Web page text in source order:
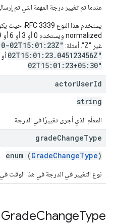
عندما تم تغيير درجة المهمة التي تم
غير "Z". أمثلة:
02T15:01:23Z"
02T15:01:23.045123456Z" أو
02T15:01:23+05:30"
actorUserId
string
المعلّم الذي أجرى تغييرًا في الدرجة
gradeChangeType
enum (GradeChangeType)
نوع التغيير في الدرجة في هذا الوقت
GradeChangeType